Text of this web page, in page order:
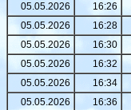
05.05.2026
16:26
05.05.2026
16:28
05.05.2026
16:30
05.05.2026
16:32
05.05.2026
16:34
05.05.2026
16:36